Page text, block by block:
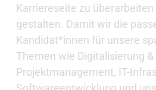
Karriereseite zu überarbeiten
gestalten. Damit wir die
Kandidat*innen für unsere
Themen wie Digitalisierung
Projektmanagement, IT-